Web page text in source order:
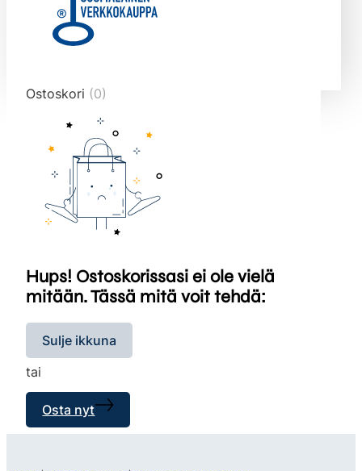
data-original-query-vars="[]" data-page="1"
data-max-pages="4513" data-start="1" data-
end="10">
Ostoskori (0)
Hups! Ostoskorissasi ei ole vielä
mitään. Tässä mitä voit tehdä:
Sulje ikkuna
tai
Osta nyt